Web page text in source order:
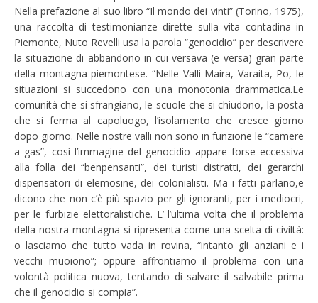
Nella prefazione al suo libro “Il mondo dei vinti” (Torino, 1975),
una raccolta di testimonianze dirette sulla vita contadina in
Piemonte, Nuto Revelli usa la parola “genocidio” per descrivere
la situazione di abbandono in cui versava (e versa) gran parte
della montagna piemontese. “Nelle Valli Maira, Varaita, Po, le
situazioni si succedono con una monotonia drammatica.Le
comunità che si sfrangiano, le scuole che si chiudono, la posta
che si ferma al capoluogo, l’isolamento che cresce giorno
dopo giorno. Nelle nostre valli non sono in funzione le “camere
a gas”, così l’immagine del genocidio appare forse eccessiva
alla folla dei “benpensanti”, dei turisti distratti, dei gerarchi
dispensatori di elemosine, dei colonialisti. Ma i fatti parlano,e
dicono che non c’è più spazio per gli ignoranti, per i mediocri,
per le furbizie elettoralistiche. E’ l’ultima volta che il problema
della nostra montagna si ripresenta come una scelta di civiltà:
o lasciamo che tutto vada in rovina, “intanto gli anziani e i
vecchi muoiono”; oppure affrontiamo il problema con una
volontà politica nuova, tentando di salvare il salvabile prima
che il genocidio si compia”.